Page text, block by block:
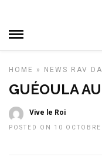
HOME » NEWS RAV
GUÉOULA
Vive le Roi
POSTED ON 10